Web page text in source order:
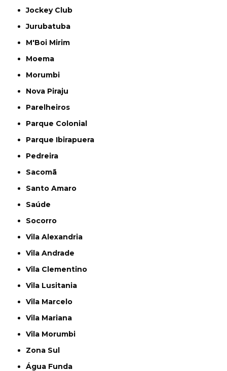
Jockey Club
Jurubatuba
M'Boi Mirim
Moema
Morumbi
Nova Piraju
Parelheiros
Parque Colonial
Parque Ibirapuera
Pedreira
Sacomã
Santo Amaro
Saúde
Socorro
Vila Alexandria
Vila Andrade
Vila Clementino
Vila Lusitania
Vila Marcelo
Vila Mariana
Vila Morumbi
Zona Sul
Água Funda